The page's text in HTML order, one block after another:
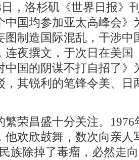
洛杉矶《世界日报》
中国均参加亚太高峰会》
图制造国际混乱，干涉中
连夜撰文，于次日在美国
中国的阴谋不打自招了》
，其锐利的笔锋令美、日
昌盛十分关注。1976
他欢欣鼓舞，数次向亲人
族除掉了毒瘤，必然走